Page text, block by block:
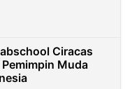
Ciracas
Muda